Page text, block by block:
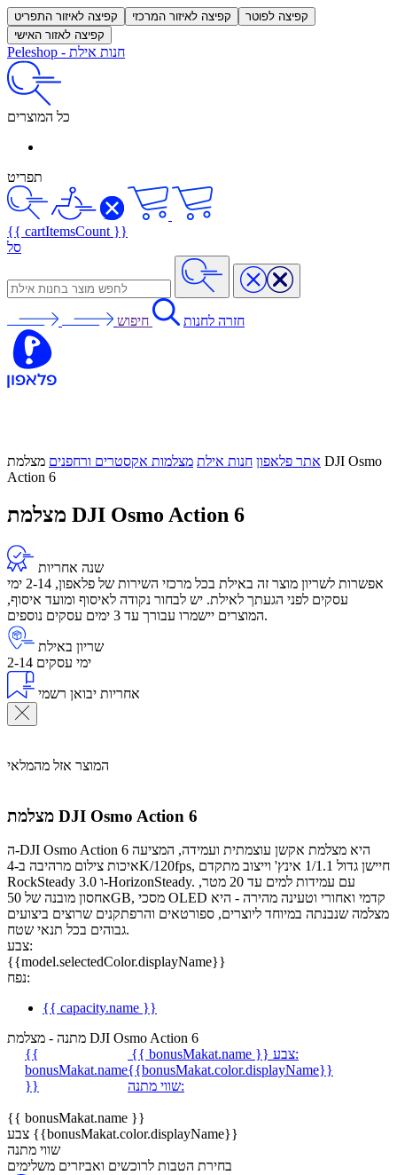
קפיצה לאיזור התפריט קפיצה לאיזור המרכזי
קפיצה לפוטר
קפיצה לאזור האישי
Peleshop - חנות אילת
כל המוצרים
תפריט
{{ cartItemsCount }}
סל
חזרה לחנות חיפוש
אתר פלאפון חנות אילת מצלמות אקסטרים ורחפנים מצלמת DJI Osmo
Action 6
מצלמת DJI Osmo Action 6
שנה אחריות
אפשרות לשריון מוצר זה באילת בכל מרכזי השירות של פלאפון, 2-14 ימי
עסקים לפני הגעתך לאילת. יש לבחור נקודה לאיסוף ומועד איסוף,
המוצרים יישמרו עבורך עד 3 ימים עסקים נוספים.
שריון באילת
2-14 ימי עסקים
אחריות יבואן רשמי
המוצר אזל מהמלאי
מצלמת DJI Osmo Action 6
ה‑DJI Osmo Action 6 היא מצלמת אקשן עוצמתית ועמידה, המציעה
איכות צילום מרהיבה ב‑4K/120fps, חיישן גדול 1/1.1 אינץ' וייצוב מתקדם
RockSteady 3.0 ו‑HorizonSteady. עם עמידות למים עד 20 מטר,
אחסון מובנה של 50GB, מסכי OLED קדמי ואחורי וטעינה מהירה - היא
מצלמה שנבנתה במיוחד ליוצרים, ספורטאים והרפתקנים שרוצים ביצועים
גבוהים בכל תנאי שטח.
צבע:
{{model.selectedColor.displayName}}
נפח:
{{ capacity.name }}
מתנה - מצלמת DJI Osmo Action 6
{{
bonusMakat.name
}}
{{ bonusMakat.name }}
צבע:
{{bonusMakat.color.displayName}}
שווי מתנה:
{{ bonusMakat.name }}
צבע {{bonusMakat.color.displayName}}
שווי מתנה
בחירת הטבות לרוכשים ואביזרים משלימים